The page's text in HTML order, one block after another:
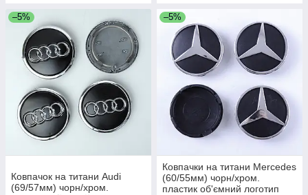
–5%
Ковпачок на титани Audi
(69/57мм) чорн/хром.
–5%
Ковпачки на титани Mercedes
(60/55мм) чорн/хром.
пластик об'ємний логотип